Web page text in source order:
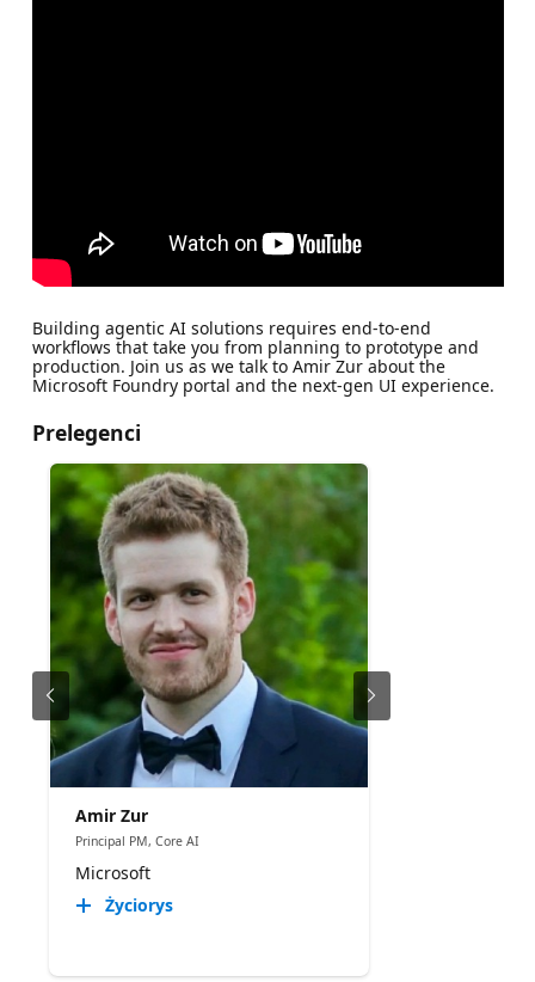
Building agentic AI solutions requires end-to-end
workflows that take you from planning to prototype and
production. Join us as we talk to Amir Zur about the
Microsoft Foundry portal and the next-gen UI experience.
Prelegenci
Amir Zur
Principal PM, Core AI
Microsoft
Życiorys